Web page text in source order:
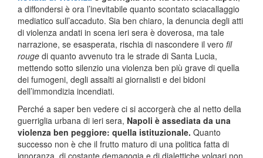
a diffondersi è ora l’inevitabile quanto scontato sciacallaggio
mediatico sull’accaduto. Sia ben chiaro, la denuncia degli atti
di violenza andati in scena ieri sera è doverosa, ma tale
narrazione, se esasperata, rischia di nascondere il vero fil
rouge di quanto avvenuto tra le strade di Santa Lucia,
mettendo sotto silenzio una violenza ben più grave di quella
dei fumogeni, degli assalti ai giornalisti e dei bidoni
dell’immondizia incendiati.
Perché a saper ben vedere ci si accorgerà che al netto della
guerriglia urbana di ieri sera, Napoli è assediata da una
violenza ben peggiore: quella istituzionale. Quanto
successo non è che il frutto maturo di una politica fatta di
ignoranza, di costante demagogia e di dialettiche volgari non